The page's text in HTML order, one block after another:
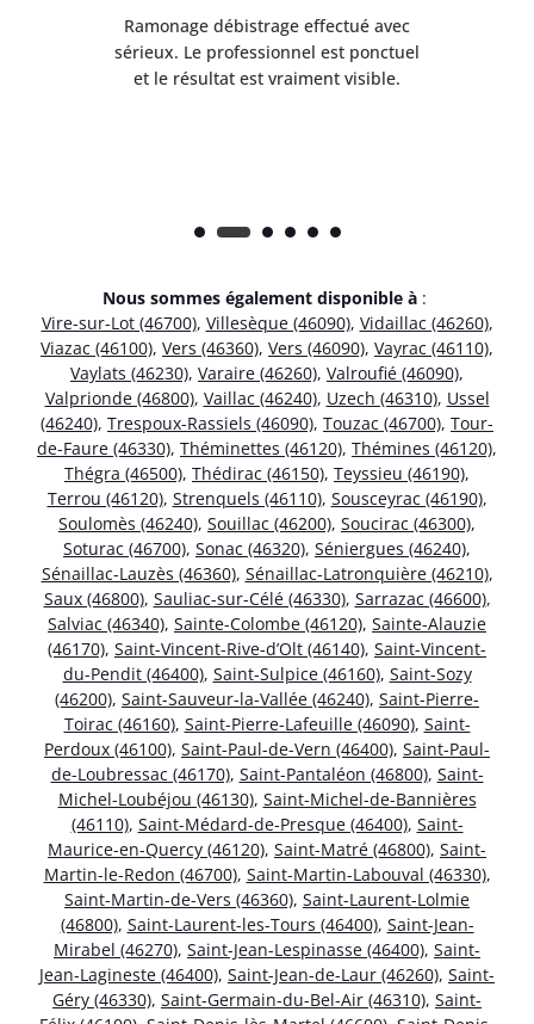
Ramonage débistrage effectué avec
sérieux. Le professionnel est ponctuel
et le résultat est vraiment visible.
Nous sommes également disponible à :
Vire-sur-Lot (46700), Villesèque (46090), Vidaillac (46260),
Viazac (46100), Vers (46360), Vers (46090), Vayrac (46110),
Vaylats (46230), Varaire (46260), Valroufié (46090),
Valprionde (46800), Vaillac (46240), Uzech (46310), Ussel
(46240), Trespoux-Rassiels (46090), Touzac (46700), Tour-
de-Faure (46330), Théminettes (46120), Thémines (46120),
Thégra (46500), Thédirac (46150), Teyssieu (46190),
Terrou (46120), Strenquels (46110), Sousceyrac (46190),
Soulomès (46240), Souillac (46200), Soucirac (46300),
Soturac (46700), Sonac (46320), Séniergues (46240),
Sénaillac-Lauzès (46360), Sénaillac-Latronquière (46210),
Saux (46800), Sauliac-sur-Célé (46330), Sarrazac (46600),
Salviac (46340), Sainte-Colombe (46120), Sainte-Alauzie
(46170), Saint-Vincent-Rive-d’Olt (46140), Saint-Vincent-
du-Pendit (46400), Saint-Sulpice (46160), Saint-Sozy
(46200), Saint-Sauveur-la-Vallée (46240), Saint-Pierre-
Toirac (46160), Saint-Pierre-Lafeuille (46090), Saint-
Perdoux (46100), Saint-Paul-de-Vern (46400), Saint-Paul-
de-Loubressac (46170), Saint-Pantaléon (46800), Saint-
Michel-Loubéjou (46130), Saint-Michel-de-Bannières
(46110), Saint-Médard-de-Presque (46400), Saint-
Maurice-en-Quercy (46120), Saint-Matré (46800), Saint-
Martin-le-Redon (46700), Saint-Martin-Labouval (46330),
Saint-Martin-de-Vers (46360), Saint-Laurent-Lolmie
(46800), Saint-Laurent-les-Tours (46400), Saint-Jean-
Mirabel (46270), Saint-Jean-Lespinasse (46400), Saint-
Jean-Lagineste (46400), Saint-Jean-de-Laur (46260), Saint-
Géry (46330), Saint-Germain-du-Bel-Air (46310), Saint-